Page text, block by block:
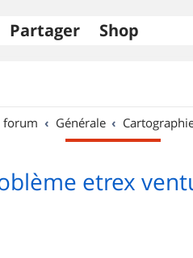
Partager Shop
forum Générale
etrex